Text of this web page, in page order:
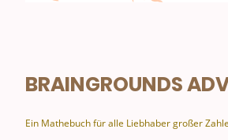
BRAINGROUNDS
Ein Mathebuch für alle Liebhaber großer